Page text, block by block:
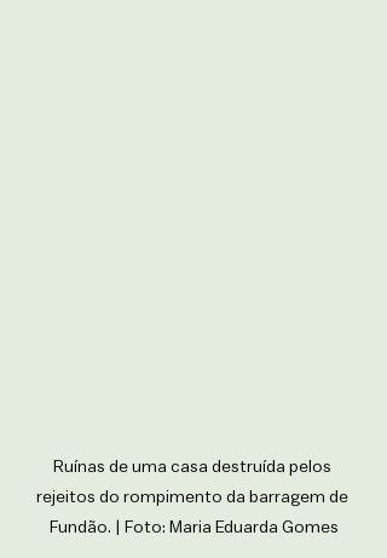
Ruínas de uma casa destruída pelos
rejeitos do rompimento da barragem de
Fundão. | Foto: Maria Eduarda Gomes